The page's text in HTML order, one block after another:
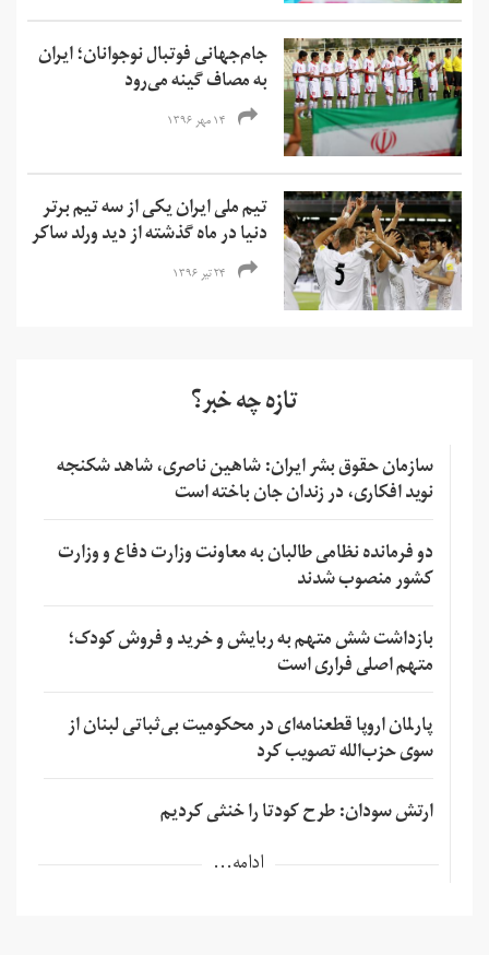
جام‌جهانی فوتبال نوجوانان؛ ایران
به مصاف گینه می‌رود
۱۴ مهر ۱۳۹۶
تیم ملی ایران یکی از سه تیم برتر
دنیا در ماه گذشته از دید ورلد ساکر
۲۴ تیر ۱۳۹۶
تازه چه خبر؟
سازمان حقوق بشر ایران: شاهین ناصری، شاهد شکنجه
نوید افکاری، در زندان جان باخته است
دو فرمانده نظامی طالبان به معاونت وزارت دفاع و وزارت
کشور منصوب شدند
بازداشت شش متهم به ربایش و خرید و فروش کودک؛
متهم اصلی فراری است
پارلمان اروپا قطعنامه‌ای در محکومیت بی‌ثباتی لبنان از
سوی حزب‌الله تصویب کرد
ارتش سودان: طرح کودتا را خنثی کردیم
ادامه...